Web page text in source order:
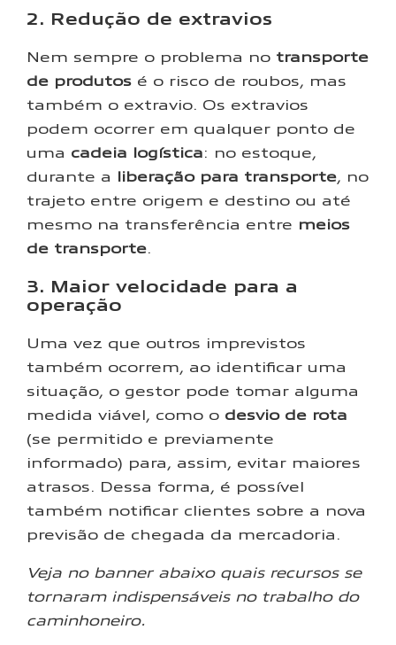
2. Redução de extravios
Nem sempre o problema no transporte
de produtos é o risco de roubos, mas
também o extravio. Os extravios
podem ocorrer em qualquer ponto de
uma cadeia logística: no estoque,
durante a liberação para transporte, no
trajeto entre origem e destino ou até
mesmo na transferência entre meios
de transporte.
3. Maior velocidade para a
operação
Uma vez que outros imprevistos
também ocorrem, ao identificar uma
situação, o gestor pode tomar alguma
medida viável, como o desvio de rota
(se permitido e previamente
informado) para, assim, evitar maiores
atrasos. Dessa forma, é possível
também notificar clientes sobre a nova
previsão de chegada da mercadoria.
Veja no banner abaixo quais recursos se
tornaram indispensáveis no trabalho do
caminhoneiro.